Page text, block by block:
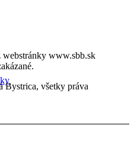
webstránky www.sbb.sk
Bystrica, všetky práva